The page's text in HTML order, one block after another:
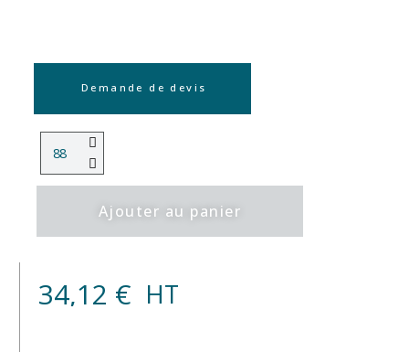
Demande de devis
Ajouter au panier
34,12 € HT